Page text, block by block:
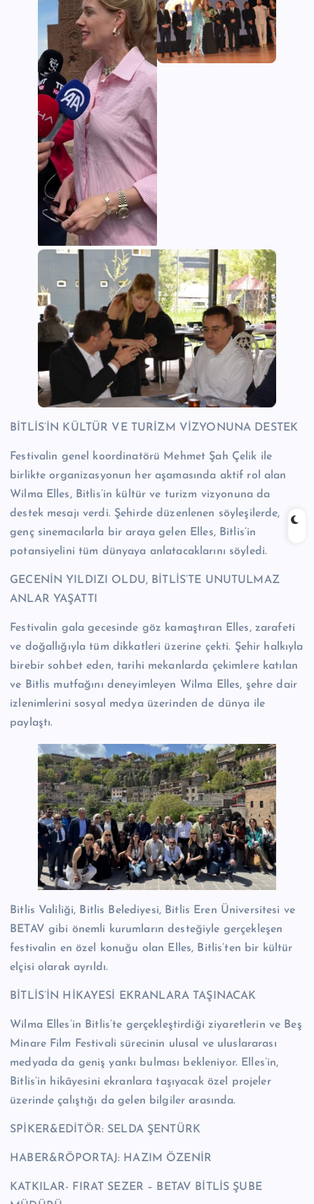
BİTLİS’İN KÜLTÜR VE TURİZM VİZYONUNA DESTEK
Festivalin genel koordinatörü Mehmet Şah Çelik ile
birlikte organizasyonun her aşamasında aktif rol alan
Wilma Elles, Bitlis’in kültür ve turizm vizyonuna da
destek mesajı verdi. Şehirde düzenlenen söyleşilerde,
genç sinemacılarla bir araya gelen Elles, Bitlis’in
potansiyelini tüm dünyaya anlatacaklarını söyledi.
GECENİN YILDIZI OLDU, BİTLİS’TE UNUTULMAZ
ANLAR YAŞATTI
Festivalin gala gecesinde göz kamaştıran Elles, zarafeti
ve doğallığıyla tüm dikkatleri üzerine çekti. Şehir halkıyla
birebir sohbet eden, tarihi mekanlarda çekimlere katılan
ve Bitlis mutfağını deneyimleyen Wilma Elles, şehre dair
izlenimlerini sosyal medya üzerinden de dünya ile
paylaştı.
Bitlis Valiliği, Bitlis Belediyesi, Bitlis Eren Üniversitesi ve
BETAV gibi önemli kurumların desteğiyle gerçekleşen
festivalin en özel konuğu olan Elles, Bitlis’ten bir kültür
elçisi olarak ayrıldı.
BİTLİS’İN HİKAYESİ EKRANLARA TAŞINACAK
Wilma Elles’in Bitlis’te gerçekleştirdiği ziyaretlerin ve Beş
Minare Film Festivali sürecinin ulusal ve uluslararası
medyada da geniş yankı bulması bekleniyor. Elles’in,
Bitlis’in hikâyesini ekranlara taşıyacak özel projeler
üzerinde çalıştığı da gelen bilgiler arasında.
SPİKER&EDİTÖR: SELDA ŞENTÜRK
HABER&RÖPORTAJ: HAZIM ÖZENİR
KATKILAR- FIRAT SEZER – BETAV BİTLİS ŞUBE